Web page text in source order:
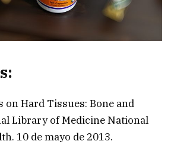
on Hard Tissues: Bone and
Library of Medicine National
10 de mayo de 2013.